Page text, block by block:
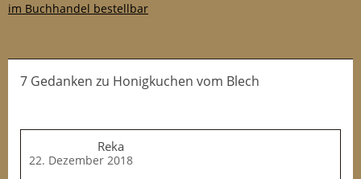
im Buchhandel bestellbar
7 Gedanken zu Honigkuchen vom Blech
Reka
22. Dezember 2018